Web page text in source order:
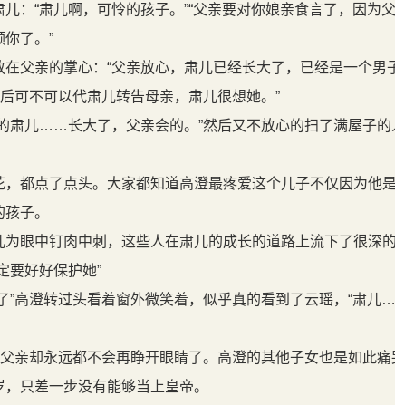
：“肃儿啊，可怜的孩子。”“父亲要对你娘亲食言了，因为
了。”
父亲的掌心：“父亲放心，肃儿已经长大了，已经是一个男
可不可以代肃儿转告母亲，肃儿很想她。”
肃儿……长大了，父亲会的。”然后又不放心的扫了满屋子
都点了点头。大家都知道高澄最疼爱这个儿子不仅因为他
子。
眼中钉肉中刺，这些人在肃儿的成长的道路上流下了很深的
要好好保护她”
”高澄转过头看着窗外微笑着，似乎真的看到了云瑶，“肃
亲却永远都不会再睁开眼睛了。高澄的其他子女也是如此痛
只差一步没有能够当上皇帝。